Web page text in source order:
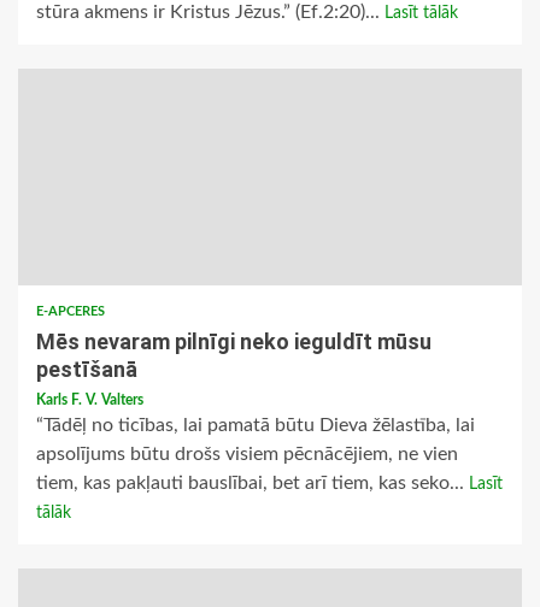
stūra akmens ir Kristus Jēzus.” (Ef.2:20)... Lasīt tālāk
E-APCERES
Mēs nevaram pilnīgi neko ieguldīt mūsu
pestīšanā
Karls F. V. Valters
“Tādēļ no ticības, lai pamatā būtu Dieva žēlastība, lai
apsolījums būtu drošs visiem pēcnācējiem, ne vien
tiem, kas pakļauti bauslībai, bet arī tiem, kas seko... Lasīt
tālāk